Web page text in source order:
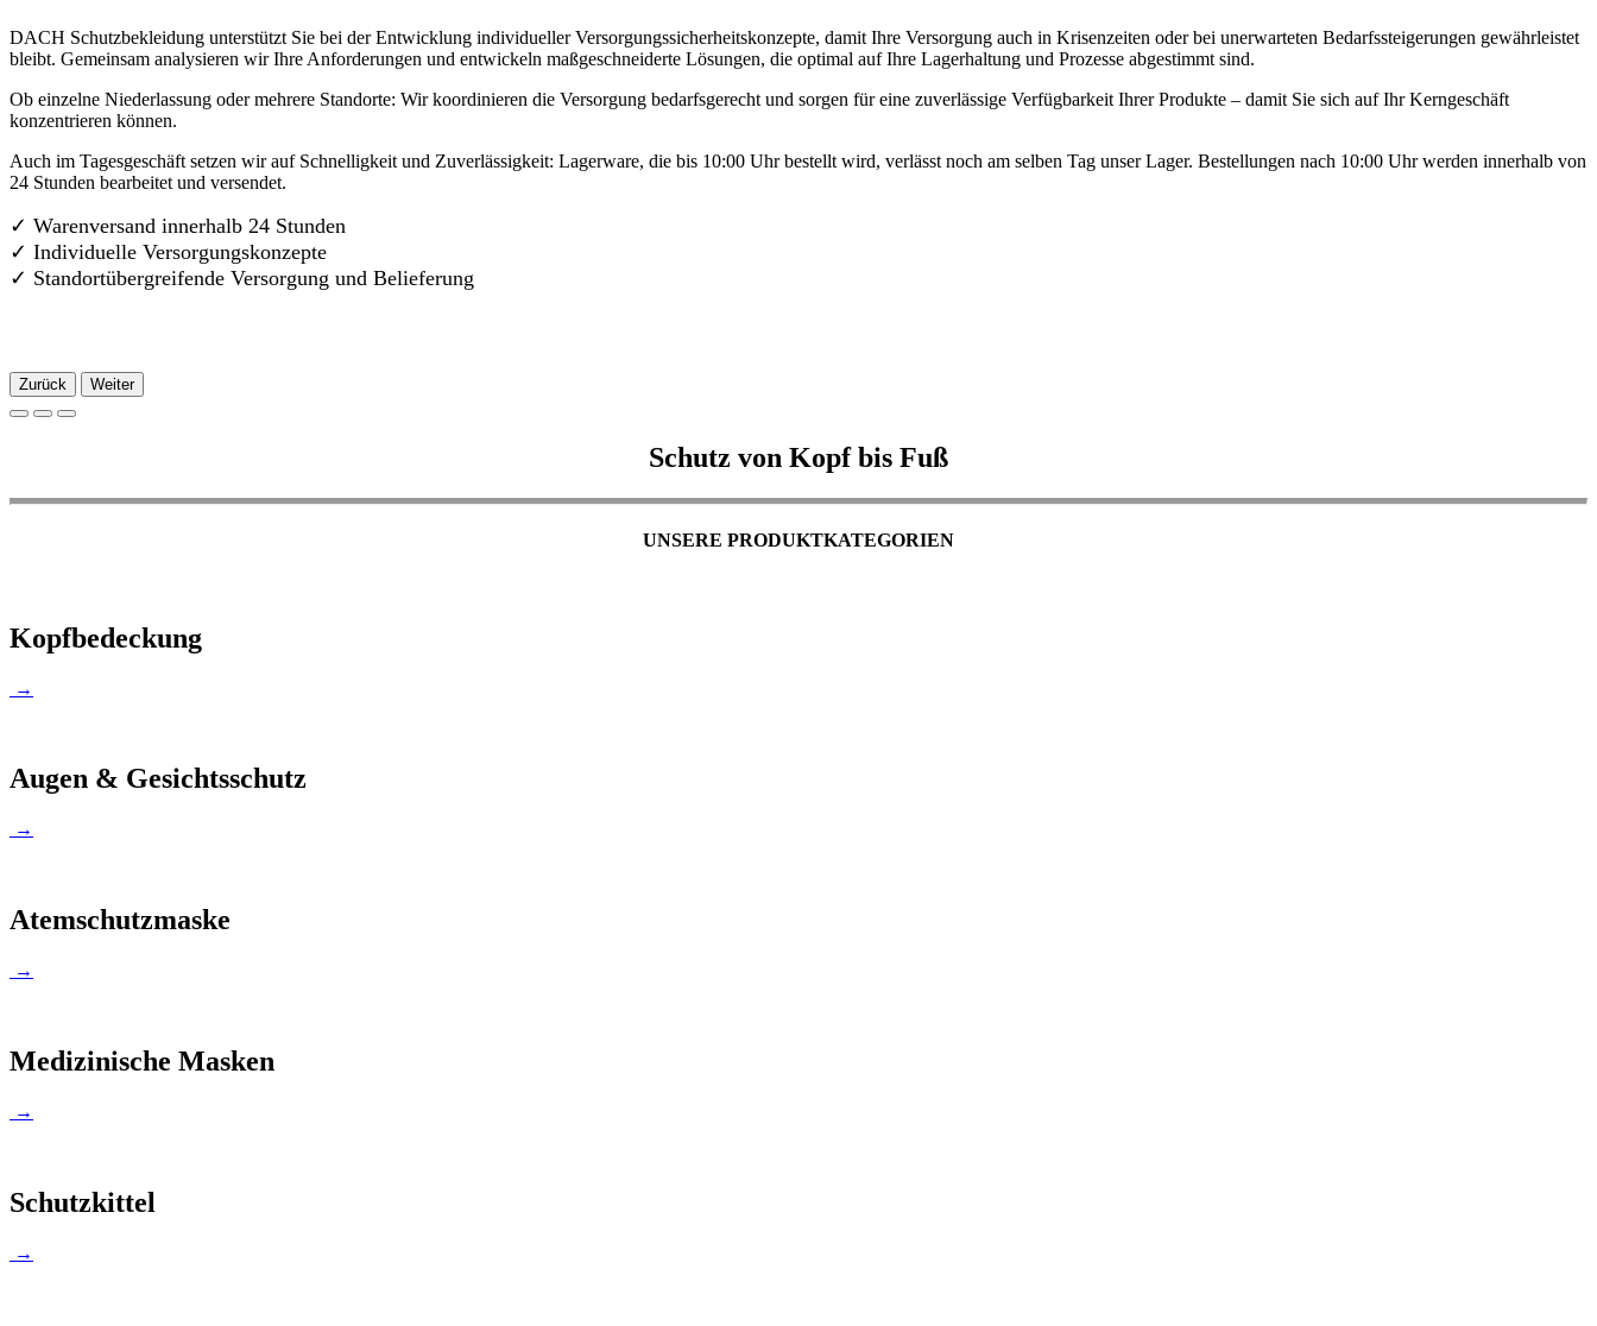
DACH Schutzbekleidung unterstützt Sie bei der Entwicklung individueller Versorgungssicherheitskonzepte, damit Ihre Versorgung auch in Krisenzeiten oder bei unerwarteten Bedarfssteigerungen gewährleistet
bleibt. Gemeinsam analysieren wir Ihre Anforderungen und entwickeln maßgeschneiderte Lösungen, die optimal auf Ihre Lagerhaltung und Prozesse abgestimmt sind.
Ob einzelne Niederlassung oder mehrere Standorte: Wir koordinieren die Versorgung bedarfsgerecht und sorgen für eine zuverlässige Verfügbarkeit Ihrer Produkte – damit Sie sich auf Ihr Kerngeschäft
konzentrieren können.
Auch im Tagesgeschäft setzen wir auf Schnelligkeit und Zuverlässigkeit: Lagerware, die bis 10:00 Uhr bestellt wird, verlässt noch am selben Tag unser Lager. Bestellungen nach 10:00 Uhr werden innerhalb von
24 Stunden bearbeitet und versendet.
✓ Warenversand innerhalb 24 Stunden
✓ Individuelle Versorgungskonzepte
✓ Standortübergreifende Versorgung und Belieferung
Zurück Weiter
Schutz von Kopf bis Fuß
UNSERE PRODUKTKATEGORIEN
Kopfbedeckung
→
Augen & Gesichtsschutz
→
Atemschutzmaske
→
Medizinische Masken
→
Schutzkittel
→